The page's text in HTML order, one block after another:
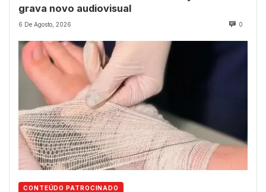
grava novo audiovisual
6 De Agosto, 2026 0
CONTEÚDO PATROCINADO